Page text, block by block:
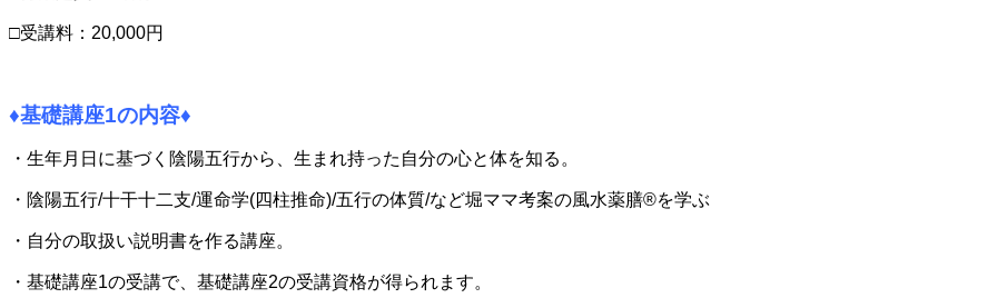
□受講料：20,000円
♦基礎講座1の内容♦
・生年月日に基づく陰陽五行から、生まれ持った自分の心と体を知る。
・陰陽五行/十干十二支/運命学(四柱推命)/五行の体質/など堀ママ考案の風水薬膳®を学ぶ
・自分の取扱い説明書を作る講座。
・基礎講座1の受講で、基礎講座2の受講資格が得られます。